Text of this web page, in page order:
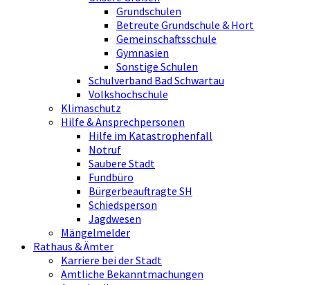
Grundschulen
Betreute Grundschule & Hort
Gemeinschaftsschule
Gymnasien
Sonstige Schulen
Schulverband Bad Schwartau
Volkshochschule
Klimaschutz
Hilfe & Ansprechpersonen
Hilfe im Katastrophenfall
Notruf
Saubere Stadt
Fundbüro
Bürgerbeauftragte SH
Schiedsperson
Jagdwesen
Mängelmelder
Rathaus & Ämter
Karriere bei der Stadt
Amtliche Bekanntmachungen